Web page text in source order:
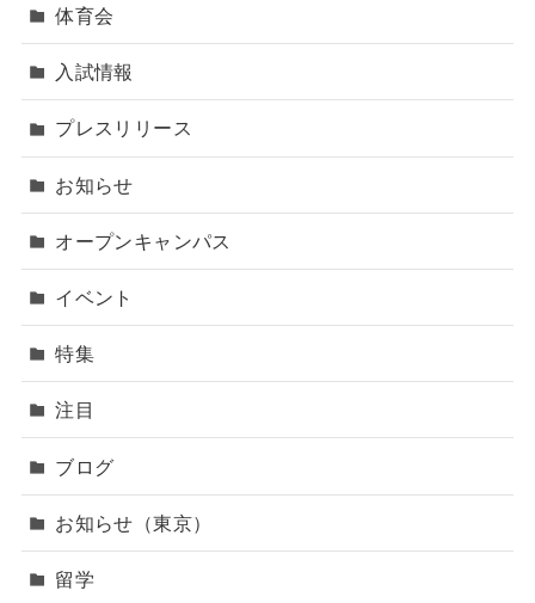
体育会
入試情報
プレスリリース
お知らせ
オープンキャンパス
イベント
特集
注目
ブログ
お知らせ（東京）
留学